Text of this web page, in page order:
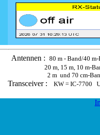
Antennen : 80 m - Band/40
20 m, 15 m, 10 m-
2 m und 70 cm-
Transceiver : KW = IC-7700